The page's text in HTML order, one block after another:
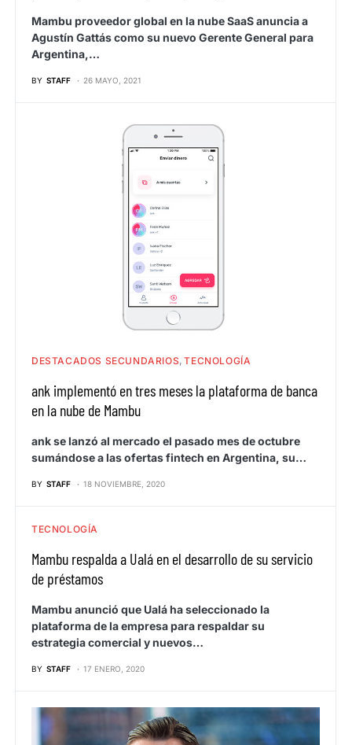
Mambu proveedor global en la nube SaaS anuncia a
Agustín Gattás como su nuevo Gerente General para
Argentina,…
BY STAFF 26 MAYO, 2021
DESTACADOS SECUNDARIOS TECNOLOGÍA
ank implementó en tres meses la plataforma de banca
en la nube de Mambu
ank se lanzó al mercado el pasado mes de octubre
sumándose a las ofertas fintech en Argentina, su…
BY STAFF 18 NOVIEMBRE, 2020
TECNOLOGÍA
Mambu respalda a Ualá en el desarrollo de su servicio
de préstamos
Mambu anunció que Ualá ha seleccionado la
plataforma de la empresa para respaldar su
estrategia comercial y nuevos…
BY STAFF 17 ENERO, 2020